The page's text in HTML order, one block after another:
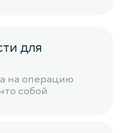
для
на операцию
собой